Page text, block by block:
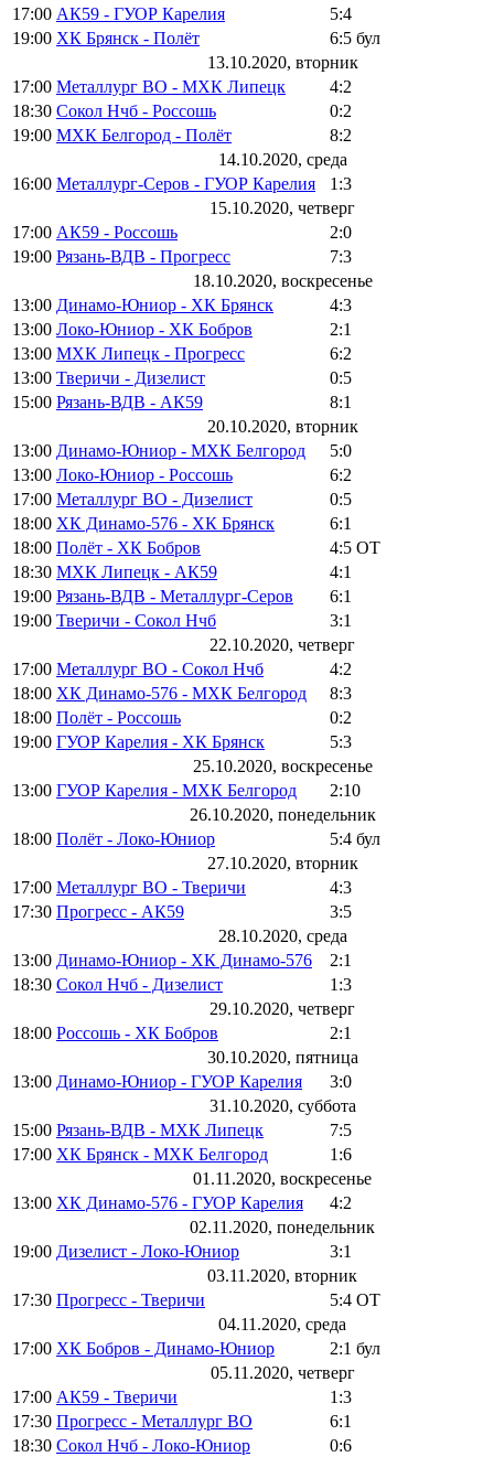
17:00 АК59 - ГУОР Карелия 5:4
19:00 ХК Брянск - Полёт 6:5 бул
13.10.2020, вторник
17:00 Металлург ВО - МХК Липецк 4:2
18:30 Сокол Нчб - Россошь 0:2
19:00 МХК Белгород - Полёт 8:2
14.10.2020, среда
16:00 Металлург-Серов - ГУОР Карелия 1:3
15.10.2020, четверг
17:00 АК59 - Россошь 2:0
19:00 Рязань-ВДВ - Прогресс 7:3
18.10.2020, воскресенье
13:00 Динамо-Юниор - ХК Брянск 4:3
13:00 Локо-Юниор - ХК Бобров 2:1
13:00 МХК Липецк - Прогресс 6:2
13:00 Тверичи - Дизелист 0:5
15:00 Рязань-ВДВ - АК59 8:1
20.10.2020, вторник
13:00 Динамо-Юниор - МХК Белгород 5:0
13:00 Локо-Юниор - Россошь 6:2
17:00 Металлург ВО - Дизелист 0:5
18:00 ХК Динамо-576 - ХК Брянск 6:1
18:00 Полёт - ХК Бобров 4:5 ОТ
18:30 МХК Липецк - АК59 4:1
19:00 Рязань-ВДВ - Металлург-Серов 6:1
19:00 Тверичи - Сокол Нчб 3:1
22.10.2020, четверг
17:00 Металлург ВО - Сокол Нчб 4:2
18:00 ХК Динамо-576 - МХК Белгород 8:3
18:00 Полёт - Россошь 0:2
19:00 ГУОР Карелия - ХК Брянск 5:3
25.10.2020, воскресенье
13:00 ГУОР Карелия - МХК Белгород 2:10
26.10.2020, понедельник
18:00 Полёт - Локо-Юниор 5:4 бул
27.10.2020, вторник
17:00 Металлург ВО - Тверичи 4:3
17:30 Прогресс - АК59 3:5
28.10.2020, среда
13:00 Динамо-Юниор - ХК Динамо-576 2:1
18:30 Сокол Нчб - Дизелист 1:3
29.10.2020, четверг
18:00 Россошь - ХК Бобров 2:1
30.10.2020, пятница
13:00 Динамо-Юниор - ГУОР Карелия 3:0
31.10.2020, суббота
15:00 Рязань-ВДВ - МХК Липецк 7:5
17:00 ХК Брянск - МХК Белгород 1:6
01.11.2020, воскресенье
13:00 ХК Динамо-576 - ГУОР Карелия 4:2
02.11.2020, понедельник
19:00 Дизелист - Локо-Юниор 3:1
03.11.2020, вторник
17:30 Прогресс - Тверичи 5:4 ОТ
04.11.2020, среда
17:00 ХК Бобров - Динамо-Юниор 2:1 бул
05.11.2020, четверг
17:00 АК59 - Тверичи 1:3
17:30 Прогресс - Металлург ВО 6:1
18:30 Сокол Нчб - Локо-Юниор 0:6